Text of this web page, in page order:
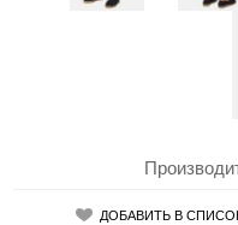
ДОБАВИТЬ В